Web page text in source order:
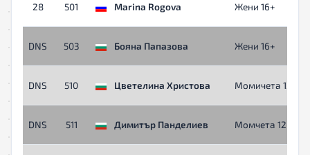
28 501 Marina Rogova Жени 16+
DNS 503 Бояна Папазова Жени 16+
DNS 510 Цветелина Христова Момичета 12-15
DNS 511 Димитър Панделиев Момчета 12-15 г.